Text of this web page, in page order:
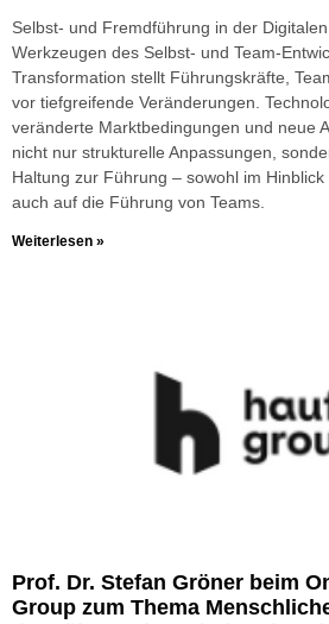
Selbst- und Fremdführung in der
Werkzeugen des Selbst- und Team-
Transformation stellt Führungskräfte,
vor tiefgreifende Veränderungen.
veränderte Marktbedingungen und neue
nicht nur strukturelle Anpassungen,
Haltung zur Führung – sowohl im
auch auf die Führung von Teams.
Weiterlesen »
Prof. Dr. Stefan Gröner beim
Group zum Thema